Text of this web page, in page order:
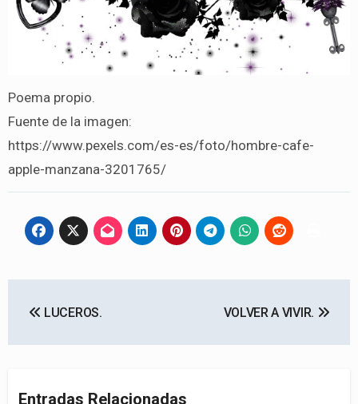
Poema propio.
Fuente de la imagen:
https://www.pexels.com/es-es/foto/hombre-cafe-
apple-manzana-3201765/
de
LUCEROS. VOLVER A VIVIR.
Entradas Relacionadas